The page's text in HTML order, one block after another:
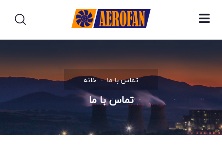
خانه تماس با ما
تماس با ما